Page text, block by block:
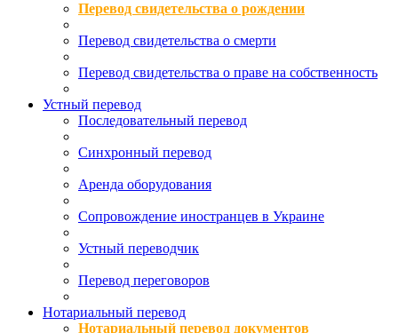
Перевод свидетельства о рождении
Перевод свидетельства о смерти
Перевод свидетельства о праве на собственность
Устный перевод
Последовательный перевод
Синхронный перевод
Аренда оборудования
Сопровождение иностранцев в Украине
Устный переводчик
Перевод переговоров
Нотариальный перевод
Нотариальный перевод документов